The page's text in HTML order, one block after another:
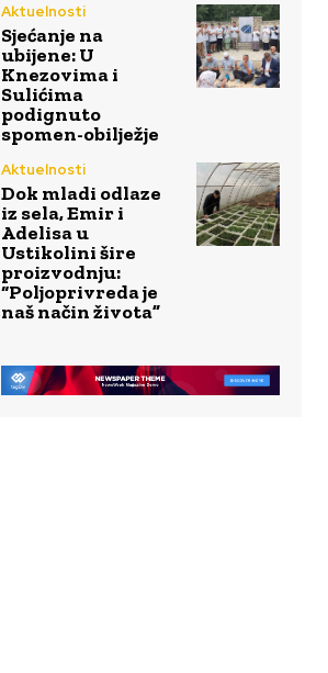
Aktuelnosti
Sjećanje na
ubijene: U
Knezovima i
Sulićima
podignuto
spomen-obilježje
Aktuelnosti
Dok mladi odlaze
iz sela, Emir i
Adelisa u
Ustikolini šire
proizvodnju:
“Poljoprivreda je
naš način života”